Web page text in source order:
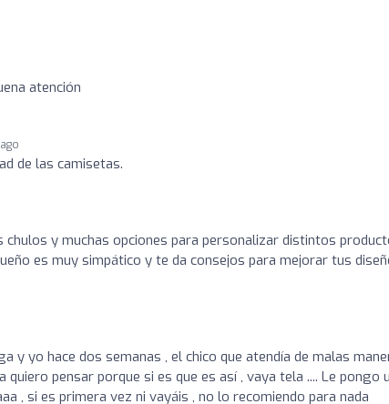
atención
de las camisetas.
chulos y muchas opciones para personalizar distintos
es muy simpático y te da consejos para mejorar tus
y yo hace dos semanas , el chico que atendía de malas
pensar porque si es que es así , vaya tela .... Le pongo
, si es primera vez ni vayáis , no lo recomiendo para nada